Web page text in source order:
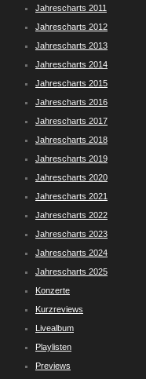
Jahrescharts 2011
Jahrescharts 2012
Jahrescharts 2013
Jahrescharts 2014
Jahrescharts 2015
Jahrescharts 2016
Jahrescharts 2017
Jahrescharts 2018
Jahrescharts 2019
Jahrescharts 2020
Jahrescharts 2021
Jahrescharts 2022
Jahrescharts 2023
Jahrescharts 2024
Jahrescharts 2025
Konzerte
Kurzreviews
Livealbum
Playlisten
Previews